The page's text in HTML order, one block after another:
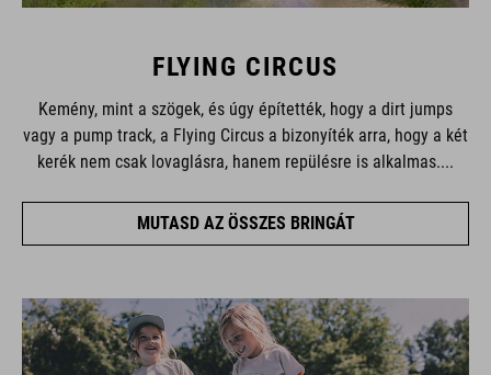
FLYING CIRCUS
Kemény, mint a szögek, és úgy építették, hogy a dirt jumps
vagy a pump track, a Flying Circus a bizonyíték arra, hogy a két
kerék nem csak lovaglásra, hanem repülésre is alkalmas....
MUTASD AZ ÖSSZES BRINGÁT